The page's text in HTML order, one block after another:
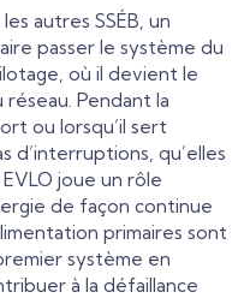
autres SSÉB, un
passer le système du
où il devient le
Pendant la
ou lorsqu’il sert
d’interruptions, qu’elles
joue un rôle
de façon continue
primaires sont
système en
à la défaillance